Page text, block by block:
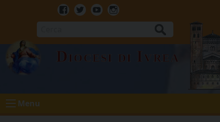
Facebook
TwitterYoutubeInstagram
Diocesi di Ivrea
Menu